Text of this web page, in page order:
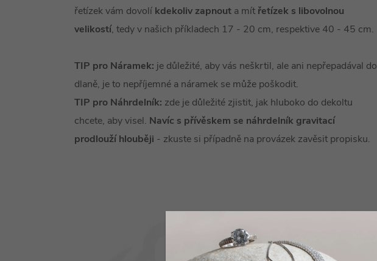
řetízek vám dovolí kdekoliv zapnout a mít řetízek s libovolnou
velikostí, tedy v našich příkladech 17 - 20 cm, respektive 40 - 45 cm.
TIP pro Náramek: je důležité, aby vás neškrtil, ale ani nepřepadával do
dlaně, je to nepříjemné a náramek se může poškodit.
TIP pro Náhrdelník: zde je důležité zjistit, jak hluboko do dekoltu
chcete, aby visel. Navíc s přívěskem se náhrdelník gravitací
prodlouží hlouběji - zkuste si případně na provázek zavěsit propisku.